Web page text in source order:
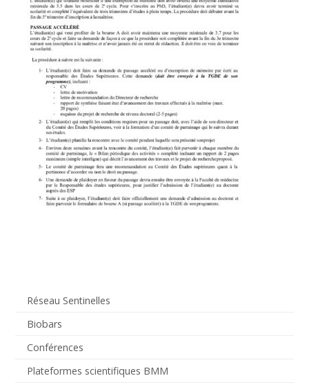
Réseau Sentinelles
Biobars
Conférences
Plateformes scientifiques BMM